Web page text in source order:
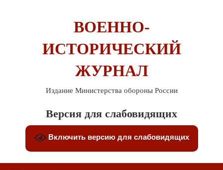
ВОЕННО-
ИСТОРИЧЕСКИЙ
ЖУРНАЛ
Издание Министерства обороны России
Версия для слабовидящих
Включить версию для слабовидящих